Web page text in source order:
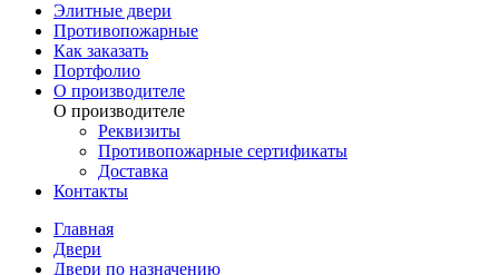
Элитные двери
Противопожарные
Как заказать
Портфолио
О производителе
О производителе
Реквизиты
Противопожарные сертификаты
Доставка
Контакты
Главная
Двери
Двери по назначению